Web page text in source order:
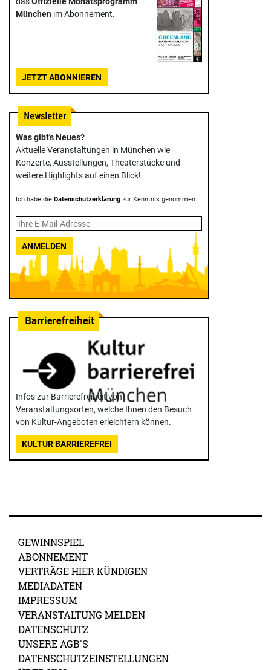
München im Abonnement.
JETZT ABONNIEREN
Was gibt's Neues?
Aktuelle Veranstaltungen in München wie
Konzerte, Ausstellungen, Theater­stücke und
weitere Highlights auf einen Blick!
Ich habe die Datenschutzerklärung zur Kenntnis genommen.
ANMELDEN
Infos zur Barrierefreiheit von
Veranstaltungsorten, welche Ihnen den Besuch
von Kultur-Angeboten erleichtern können.
KULTUR BARRIEREFREI
GEWINNSPIEL
ABONNEMENT
VERTRÄGE HIER KÜNDIGEN
MEDIADATEN
IMPRESSUM
VERANSTALTUNG MELDEN
DATENSCHUTZ
UNSERE AGB'S
DATENSCHUTZEINSTELLUNGEN